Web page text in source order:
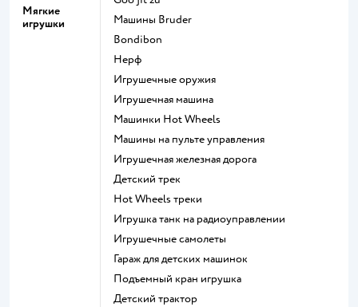
Мягкие
игрушки
Машины Bruder
Bondibon
Нерф
Игрушечные оружия
Игрушечная машина
Машинки Hot Wheels
Машины на пульте управления
Игрушечная железная дорога
Детский трек
Hot Wheels треки
Игрушка танк на радиоуправлении
Игрушечные самолеты
Гараж для детских машинок
Подъемный кран игрушка
Детский трактор